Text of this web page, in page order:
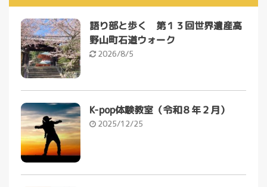
語り部と歩く 第１３回世界遺産高
野山町石道ウォーク
2026/8/5
K-pop体験教室（令和８年２月）
2025/12/25